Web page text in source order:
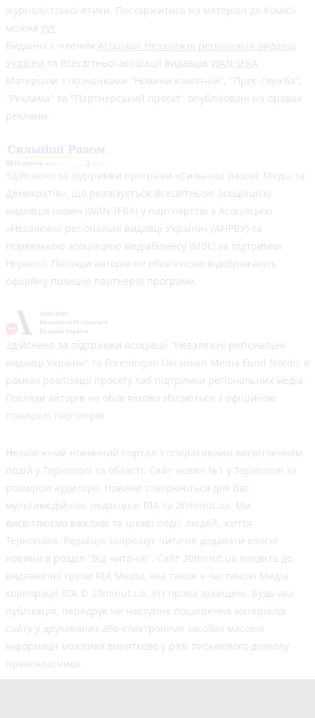
журналістської етики. Поскаржитись на матеріал до Комісії
можна тут
Видання є членом Асоціації Незалежні регіональні видавці
України та Всесвітньої асоціації видавців WAN-IFRA
Матеріали з позначками "Новини компаній", "Прес-служба",
"Реклама" та "Партнерський проєкт" опубліковані на правах
реклами.
Здійснено за підтримки програми «Сильніші разом: Медіа та
Демократія», що реалізується Всесвітньою асоціацією
видавців новин (WAN-IFRA) у партнерстві з Асоціацією
«Незалежні регіональні видавці України» (АНРВУ) та
Норвезькою асоціацією медіабізнесу (MBL) за підтримки
Норвегії. Погляди авторів не обов’язково відображають
офіційну позицію партнерів програми.
Здійснено за підтримки Асоціації “Незалежні регіональні
видавці України” та Foreningen Ukrainian Media Fund Nordic в
рамках реалізації проєкту Хаб підтримки регіональних медіа.
Погляди авторів не обов'язково збігаються з офіційною
позицією партнерів
Незалежний новинний портал з оперативним висвітленням
подій у Тернополі та області. Сайт новин №1 у Тернополі за
розміром аудиторії. Новини створюються для Вас
мультимедійною редакцією RIA та 20minut.ua. Ми
висвітлюємо важливі та цікаві події, людей, життя
Тернополя. Редакція запрошує читачів додавати власні
новини в розділ "Від читачів". Сайт 20minut.ua входить до
видавничої групи RIA Media, яка також є частиною Медіа
корпорації RIA © 20minut.ua. Усі права захищені. Будь-яка
публiкацiя, передрук чи наступне поширення матеріалів
сайту у друкованих або електронних засобах масової
інформації можлива винятково у разі письмового дозволу
правовласника.